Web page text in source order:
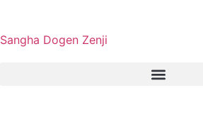
Sangha Dogen Zenji